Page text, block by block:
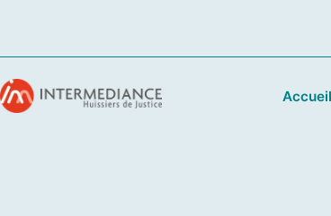
Accueil